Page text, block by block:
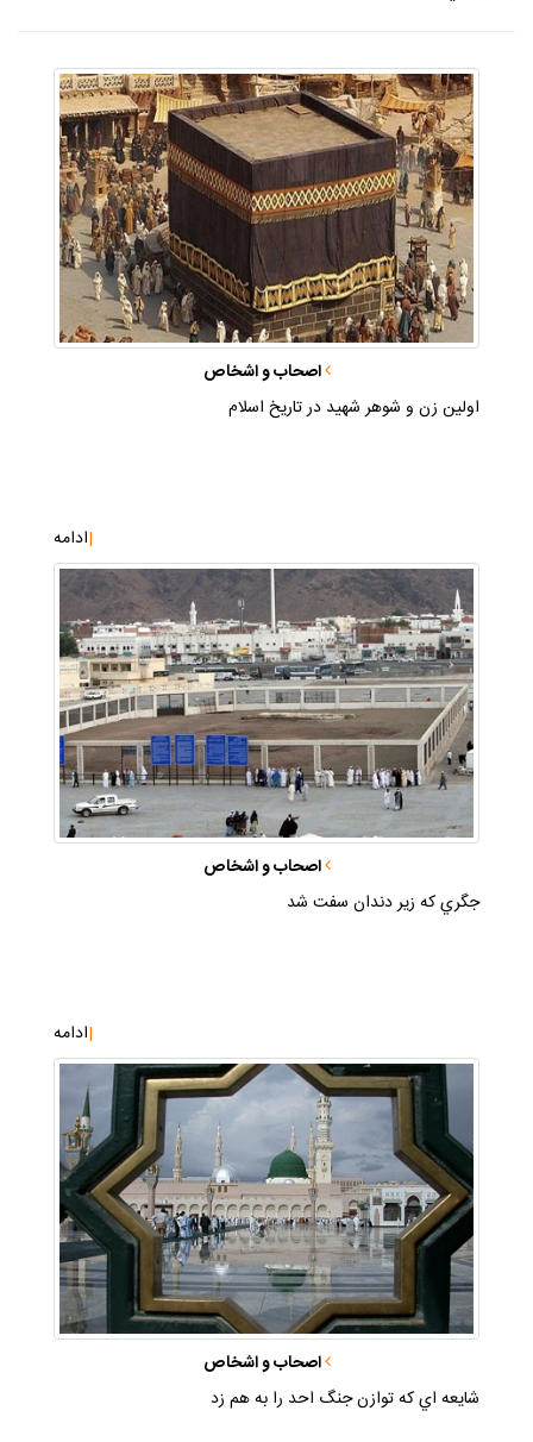
اصحاب و اشخاص
اولين زن و شوهر شهيد در تاريخ اسلام
|ادامه
اصحاب و اشخاص
جگري كه زير دندان سفت شد
|ادامه
اصحاب و اشخاص
شايعه اي كه توازن جنگ احد را به هم زد